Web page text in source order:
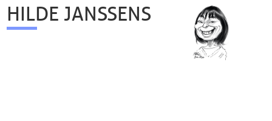
HILDE JANSSENS